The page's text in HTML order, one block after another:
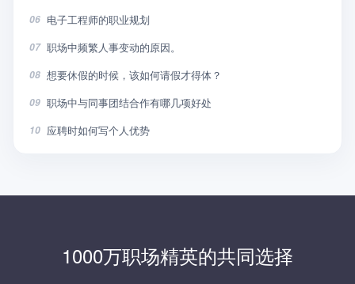
06 电子工程师的职业规划
07 职场中频繁人事变动的原因。
08 想要休假的时候，该如何请假才得体？
09 职场中与同事团结合作有哪几项好处
10 应聘时如何写个人优势
1000万职场精英的共同选择